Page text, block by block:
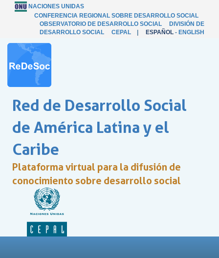
NACIONES UNIDAS
CONFERENCIA REGIONAL SOBRE DESARROLLO SOCIAL
OBSERVATORIO DE DESARROLLO SOCIAL
DIVISIÓN DE
DESARROLLO SOCIAL
CEPAL ESPAÑOL - ENGLISH
Red de Desarrollo Social
de América Latina y el
Caribe
Plataforma virtual para la difusión de
conocimiento sobre desarrollo social